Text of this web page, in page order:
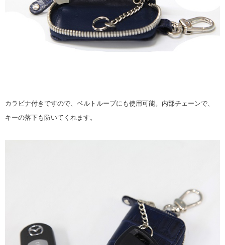
カラビナ付きですので、ベルトループにも使用可能。内部チェーンで、
キーの落下も防いてくれます。